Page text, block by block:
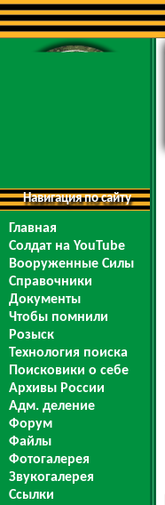
Навигация по сайту
Главная
Солдат на YouTube
Вооруженные Силы
Справочники
Документы
Чтобы помнили
Розыск
Технология поиска
Поисковики о себе
Архивы России
Адм. деление
Форум
Файлы
Фотогалерея
Звукогалерея
Ссылки